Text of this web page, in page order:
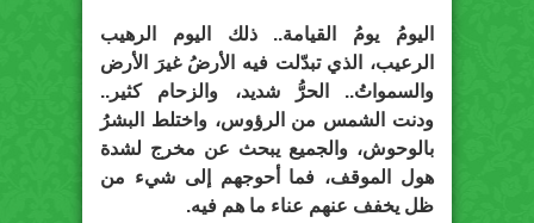
اليومُ يومُ القيامة.. ذلك اليوم الرهيب
الرعيب، الذي تبدّلت فيه الأرضُ غيرَ الأرض
والسمواتُ.. الحرُّ شديد، والزحام كثير..
ودنت الشمس من الرؤوس، واختلط البشرُ
بالوحوش، والجميع يبحث عن مخرج لشدة
هول الموقف، فما أحوجهم إلى شيء من
ظل يخفف عنهم عناء ما هم فيه.